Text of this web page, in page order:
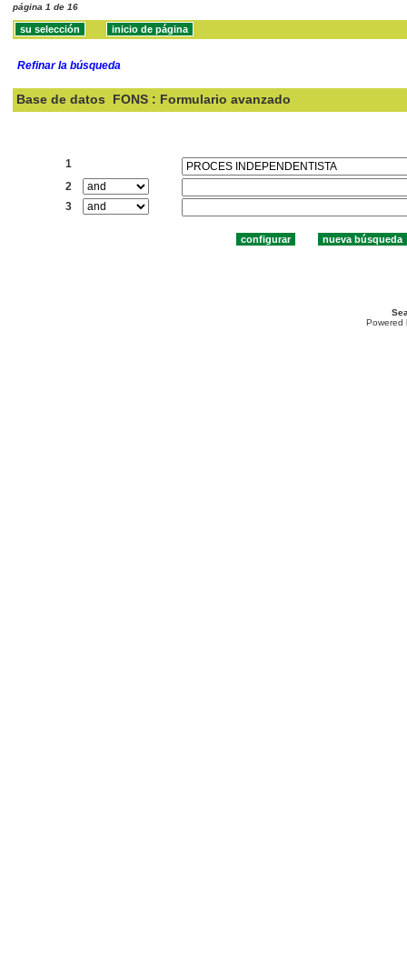
página 1 de 16
Refinar la búsqueda
Base de datos FONS : Formulario avanzado
1
2
3